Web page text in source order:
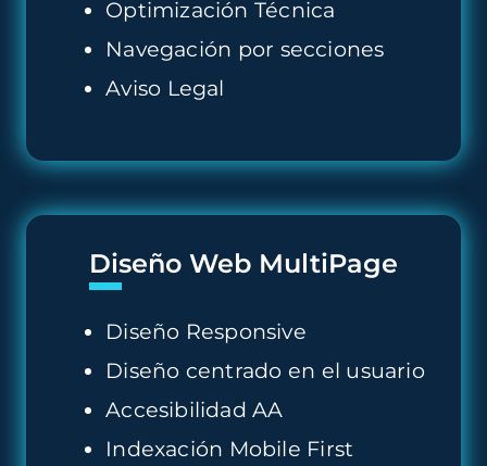
Optimización Técnica
Navegación por secciones
Aviso Legal
Diseño Web MultiPage
Diseño Responsive
Diseño centrado en el usuario
Accesibilidad AA
Indexación Mobile First